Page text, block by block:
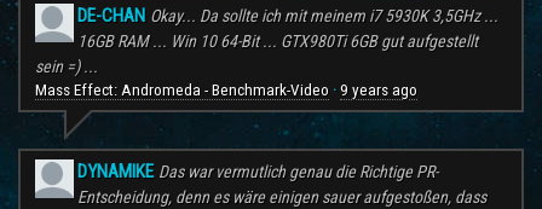
DE-CHAN Okay... Da sollte ich mit meinem i7 5930K 3,5GHz ...
16GB RAM ... Win 10 64-Bit ... GTX980Ti 6GB gut aufgestellt
sein =) ...
Mass Effect: Andromeda - Benchmark-Video · 9 years ago
DYNAMIKE Das war vermutlich genau die Richtige PR-
Entscheidung, denn es wäre einigen sauer aufgestoßen, dass